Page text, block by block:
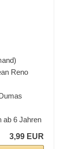
Reno
ab 6 Jahren
3,99 EUR